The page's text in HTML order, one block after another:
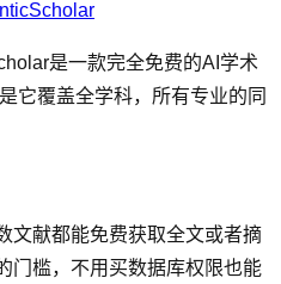
是一款完全免费的AI学术
它覆盖全学科，所有专业的同
文献都能免费获取全文或者摘
门槛，不用买数据库权限也能